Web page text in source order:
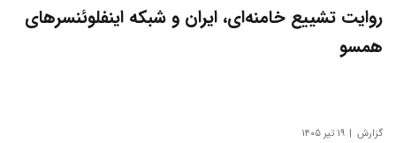
روایت تشییع خامنه‌ای، ایران و شبکه اینفلوئنسرهای
همسو
گزارش ۱۹ تیر ۱۴۰۵